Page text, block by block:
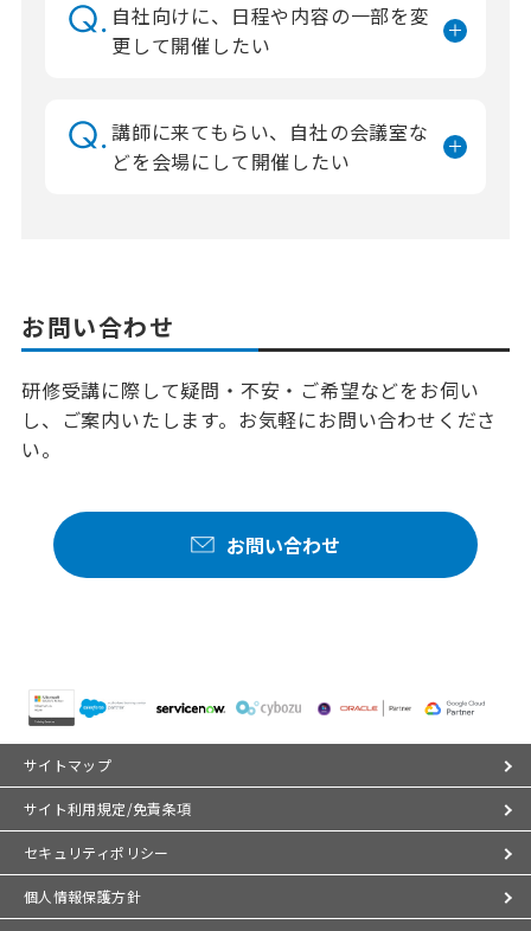
自社向けに、日程や内容の一部を変
更して開催したい
講師に来てもらい、自社の会議室な
どを会場にして開催したい
お問い合わせ
研修受講に際して疑問・不安・ご希望などをお伺い
し、ご案内いたします。お気軽にお問い合わせくださ
い。
お問い合わせ
サイトマップ
サイト利用規定/免責条項
セキュリティポリシー
個人情報保護方針